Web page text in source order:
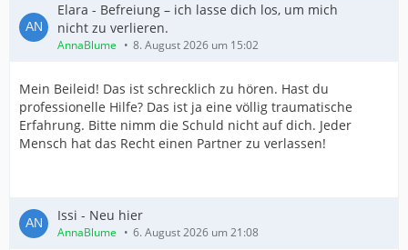
Elara - Befreiung – ich lasse dich los, um mich
nicht zu verlieren.
AnnaBlume 8. August 2026 um 15:02
Mein Beileid! Das ist schrecklich zu hören. Hast du
professionelle Hilfe? Das ist ja eine völlig traumatische
Erfahrung. Bitte nimm die Schuld nicht auf dich. Jeder
Mensch hat das Recht einen Partner zu verlassen!
Issi - Neu hier
AnnaBlume 6. August 2026 um 21:08